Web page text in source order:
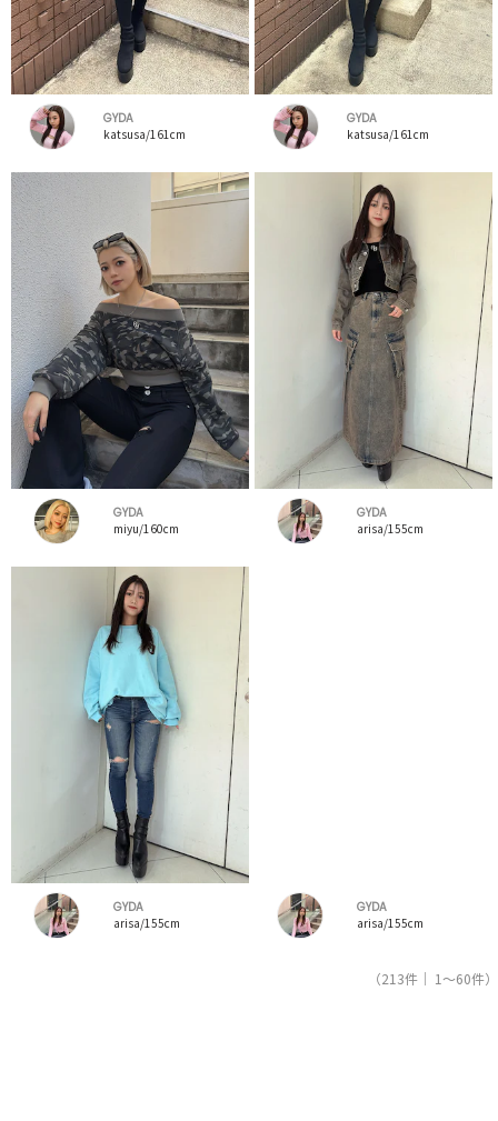
GYDA
katsusa/161cm
GYDA
katsusa/161cm
GYDA
miyu/160cm
GYDA
arisa/155cm
GYDA
arisa/155cm
GYDA
arisa/155cm
（213件｜ 1～60件）